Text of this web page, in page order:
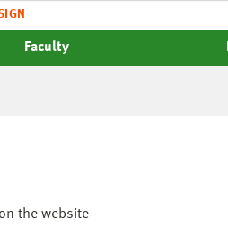
Faculty
the website